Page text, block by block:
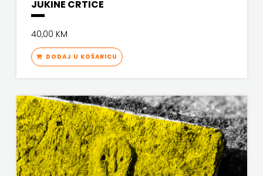
HERCEG-
BOSNE
ROCKMARK
SANDORF
Scriptura
media
JUKINE CRTICE
40,00 KM
DODAJ U KOŠARICU